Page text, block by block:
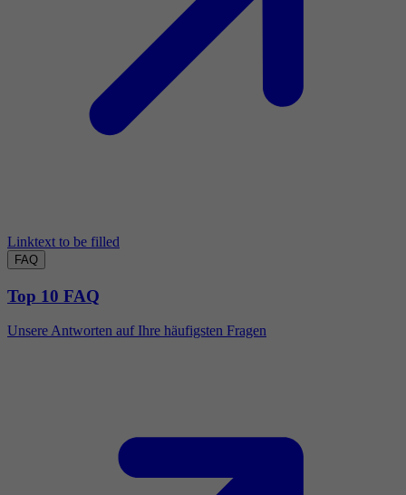
Linktext to be filled
FAQ
Top 10 FAQ
Unsere Antworten auf Ihre häufigsten Fragen